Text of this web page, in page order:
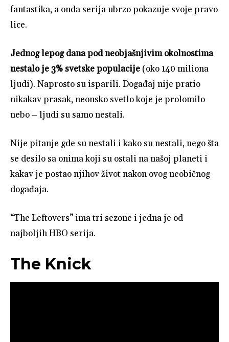
fantastika, a onda serija ubrzo pokazuje svoje pravo
lice.
Jednog lepog dana pod neobjašnjivim okolnostima
nestalo je 3% svetske populacije (oko 140 miliona
ljudi). Naprosto su isparili. Događaj nije pratio
nikakav prasak, neonsko svetlo koje je prolomilo
nebo – ljudi su samo nestali.
Nije pitanje gde su nestali i kako su nestali, nego šta
se desilo sa onima koji su ostali na našoj planeti i
kakav je postao njihov život nakon ovog neobičnog
događaja.
“The Leftovers” ima tri sezone i jedna je od
najboljih HBO serija.
The Knick